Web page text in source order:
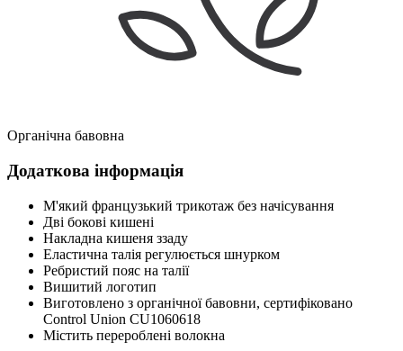
Органічна бавовна
Додаткова інформація
М'який французький трикотаж без начісування
Дві бокові кишені
Накладна кишеня ззаду
Еластична талія регулюється шнурком
Ребристий пояс на талії
Вишитий логотип
Виготовлено з органічної бавовни, сертифіковано
Control Union CU1060618
Містить перероблені волокна